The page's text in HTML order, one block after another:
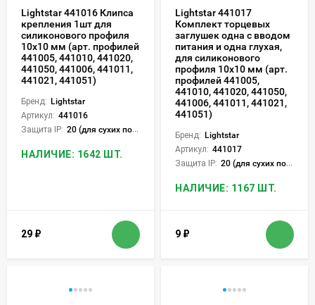
Lightstar 441016 Клипса
крепления 1шт для
силиконового профиля
10x10 мм (арт. профилей
441005, 441010, 441020,
441050, 441006, 441011,
441021, 441051)
Бренд: Lightstar
Артикул: 441016
Защита IP: 20 (для сухих пом.)
НАЛИЧИЕ: 1642 ШТ.
29 ₽
Lightstar 441017
Комплект торцевых
заглушек одна с вводом
питания и одна глухая,
для силиконового
профиля 10x10 мм (арт.
профилей 441005,
441010, 441020, 441050,
441006, 441011, 441021,
441051)
Бренд: Lightstar
Артикул: 441017
Защита IP: 20 (для сухих пом.)
НАЛИЧИЕ: 1167 ШТ.
9 ₽